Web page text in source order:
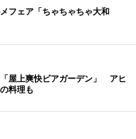
フェア「ちゃちゃちゃ大和
屋上爽快ビアガーデン」 アヒ
料理も